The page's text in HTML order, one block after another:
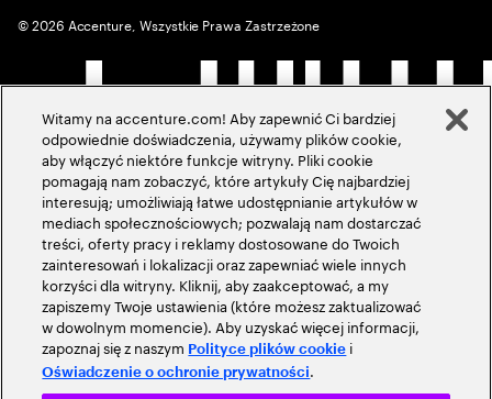
©2026 Accenture, Wszystkie Prawa Zastrzeżone
Witamy na accenture.com! Aby zapewnić Ci bardziej
odpowiednie doświadczenia, używamy plików cookie,
aby włączyć niektóre funkcje witryny. Pliki cookie
pomagają nam zobaczyć, które artykuły Cię najbardziej
interesują; umożliwiają łatwe udostępnianie artykułów w
mediach społecznościowych; pozwalają nam dostarczać
treści, oferty pracy i reklamy dostosowane do Twoich
zainteresowań i lokalizacji oraz zapewniać wiele innych
korzyści dla witryny. Kliknij, aby zaakceptować, a my
zapiszemy Twoje ustawienia (które możesz zaktualizować
w dowolnym momencie). Aby uzyskać więcej informacji,
zapoznaj się z naszym Polityce plików cookie i
Oświadczenie o ochronie prywatności.